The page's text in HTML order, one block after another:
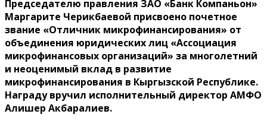
Председателю правления ЗАО «Банк Компаньон»
Маргарите Черикбаевой присвоено почетное
звание «Отличник микрофинансирования» от
объединения юридических лиц «Ассоциация
микрофинансовых организаций» за многолетний
и неоценимый вклад в развитие
микрофинансирования в Кыргызской Республике.
Награду вручил исполнительный директор АМФО
Алишер Акбаралиев.